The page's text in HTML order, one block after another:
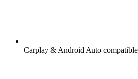
Carplay & Android Auto compatible